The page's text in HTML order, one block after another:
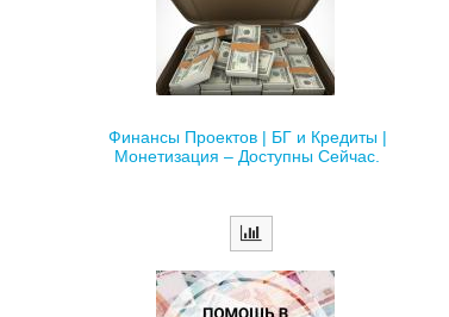
Финансы Проектов | БГ и Кредиты |
Монетизация – Доступны Сейчас.